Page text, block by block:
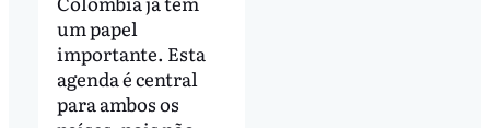
um papel
importante. Esta
agenda é central
para ambos os